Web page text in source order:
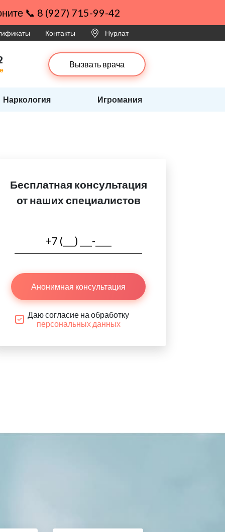
📞 8 (927) 715-99-42
Контакты Нурлат
Вызвать врача
Наркология Игромания
Бесплатная консультация
от наших специалистов
Анонимная консультация
Даю согласие на обработку
персональных данных